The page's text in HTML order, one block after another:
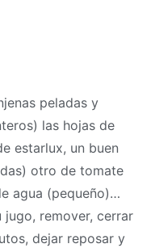
peladas y
las hojas de
estarlux, un buen
otro de tomate
agua (pequeño)…
jugo, remover, cerrar
dejar reposar y